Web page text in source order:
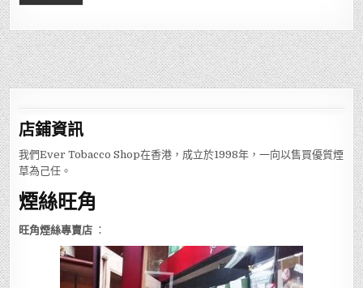
店鋪資訊
我們Ever Tobacco Shop在香港，成立於1998年，一向以售買優質煙
草為己任。
煙絲旺角
旺角煙絲專賣店 ：